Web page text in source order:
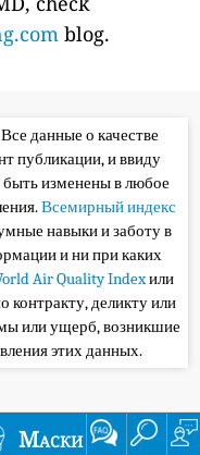
blog.
данные о качестве
публикации, и ввиду
быть изменены в любое
Всемирный индекс
навыки и заботу в
и ни при каких
Air Quality Indexили
контракту, деликту или
или ущерб, возникшие
этих данных.
Маски